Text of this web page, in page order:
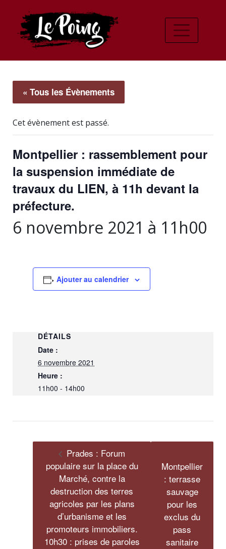
« Tous les Évènements
Cet évènement est passé.
Montpellier : rassemblement pour
la suspension immédiate de
travaux du LIEN, à 11h devant la
préfecture.
6 novembre 2021 à 11h00
Ajouter au calendrier
DÉTAILS
Date :
6 novembre 2021
Heure :
11h00 - 14h00
Prades : Forum
populaire sur la place du
Marché, contre la
destruction des terres
agricoles par les plans
d’urbanisme et les
promoteurs immobiliers.
10h30 : prises de paroles
Montpellier
: terrasse
sauvage
pour les
exclus du
pass
sanitaire